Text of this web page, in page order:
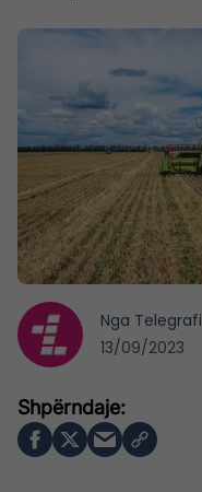
Nga Telegrafi
13/09/2023